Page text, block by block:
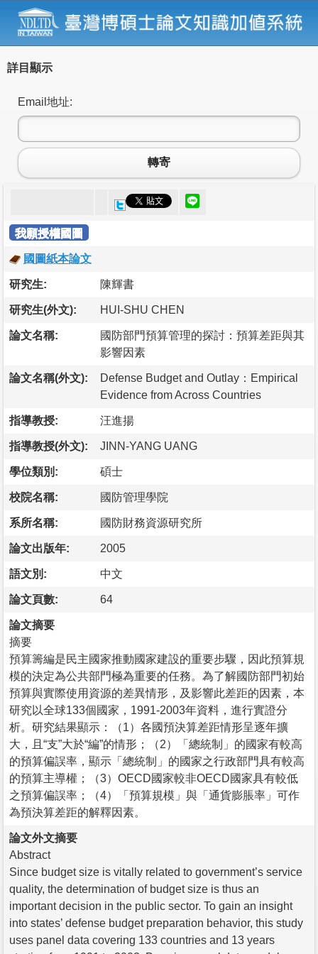
詳目顯示
Email地址:
轉寄
我願授權國圖
國圖紙本論文
研究生: 陳輝書
研究生(外文): HUI-SHU CHEN
論文名稱:
國防部門預算管理的探討：預算差距與其
影響因素
論文名稱(外文):
Defense Budget and Outlay：Empirical
Evidence from Across Countries
指導教授: 汪進揚
指導教授(外文): JINN-YANG UANG
學位類別: 碩士
校院名稱: 國防管理學院
系所名稱: 國防財務資源研究所
論文出版年: 2005
語文別: 中文
論文頁數: 64
論文摘要
摘要
預算籌編是民主國家推動國家建設的重要步驟，因此預算規
模的決定為公共部門極為重要的任務。為了解國防部門初始
預算與實際使用資源的差異情形，及影響此差距的因素，本
研究以全球133個國家，1991-2003年資料，進行實證分
析。研究結果顯示：（1）各國預決算差距情形呈逐年擴
大，且“支”大於“編”的情形；（2）「總統制」的國家有較高
的預算偏誤率，顯示「總統制」的國家之行政部門具有較高
的預算主導權；（3）OECD國家較非OECD國家具有較低
之預算偏誤率；（4）「預算規模」與「通貨膨脹率」可作
為預決算差距的解釋因素。
論文外文摘要
Abstract
Since budget size is vitally related to government’s service
quality, the determination of budget size is thus an
important decision in the public sector. To gain an insight
into states’ defense budget preparation behavior, this study
uses panel data covering 133 countries and 13 years